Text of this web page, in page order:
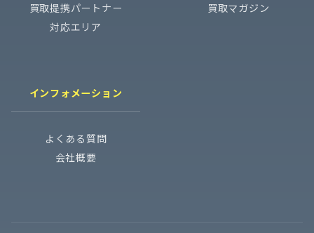
買取提携パートナー
対応エリア
買取マガジン
インフォメーション
よくある質問
会社概要